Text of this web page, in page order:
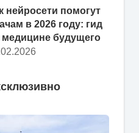
нейросети помогут
в 2026 году: гид
медицине будущего